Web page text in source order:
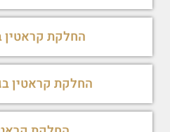
החלקת קראטין
החלקת קראטין